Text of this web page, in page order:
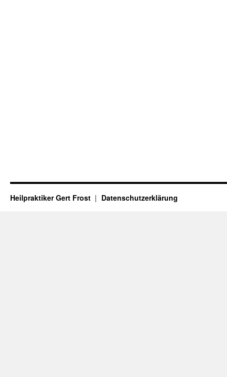
Heilpraktiker Gert Frost Datenschutzerklärung